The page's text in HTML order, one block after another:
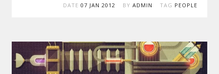
DATE 07 JAN 2012 BY ADMIN TAG PEOPLE